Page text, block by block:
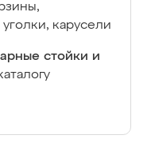
карусели
стойки и